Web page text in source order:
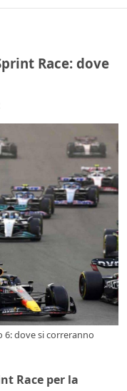
Race: dove
6: dove si correranno
Race per la